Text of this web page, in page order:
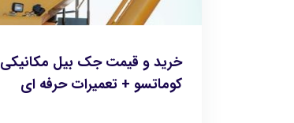
خرید و قیمت جک بیل مکانیکی
کوماتسو + تعمیرات حرفه ای